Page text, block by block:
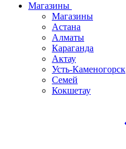
Магазины
Магазины
Астана
Алматы
Караганда
Актау
Усть-Каменогорск
Семей
Кокшетау